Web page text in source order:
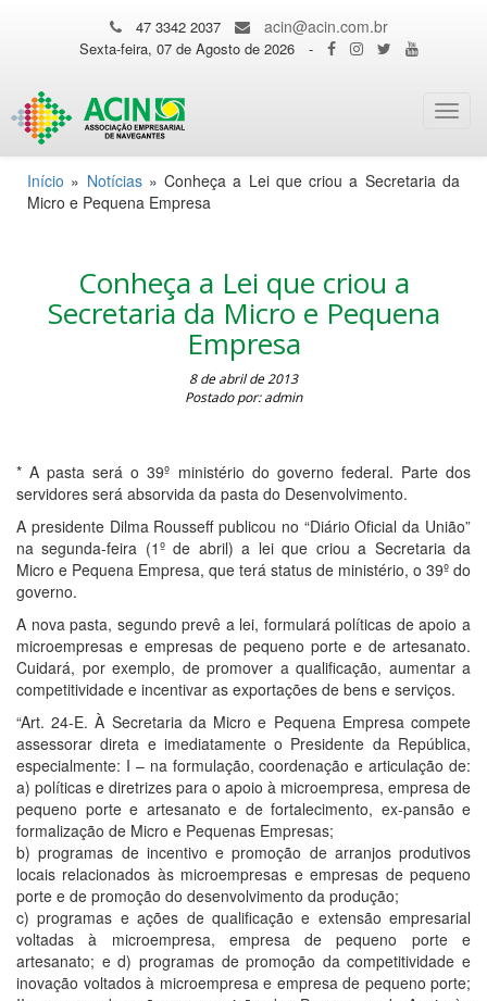
47 3342 2037 acin@acin.com.br
Sexta-feira, 07 de Agosto de 2026 -
Início » Notícias»Conheça a Lei que criou a Secretaria da
Micro e Pequena Empresa
Conheça a Lei que criou a
Secretaria da Micro e Pequena
Empresa
8 de abril de 2013
Postado por: admin
* A pasta será o 39º ministério do governo federal. Parte dos
servidores será absorvida da pasta do Desenvolvimento.
A presidente Dilma Rousseff publicou no “Diário Oficial da União”
na segunda-feira (1º de abril) a lei que criou a Secretaria da
Micro e Pequena Empresa, que terá status de ministério, o 39º do
governo.
A nova pasta, segundo prevê a lei, formulará políticas de apoio a
microempresas e empresas de pequeno porte e de artesanato.
Cuidará, por exemplo, de promover a qualificação, aumentar a
competitividade e incentivar as exportações de bens e serviços.
“Art. 24-E. À Secretaria da Micro e Pequena Empresa compete
assessorar direta e imediatamente o Presidente da República,
especialmente: I – na formulação, coordenação e articulação de:
a) políticas e diretrizes para o apoio à microempresa, empresa de
pequeno porte e artesanato e de fortalecimento, ex-pansão e
formalização de Micro e Pequenas Empresas;
b) programas de incentivo e promoção de arranjos produtivos
locais relacionados às microempresas e empresas de pequeno
porte e de promoção do desenvolvimento da produção;
c) programas e ações de qualificação e extensão empresarial
voltadas à microempresa, empresa de pequeno porte e
artesanato; e d) programas de promoção da competitividade e
inovação voltados à microempresa e empresa de pequeno porte;